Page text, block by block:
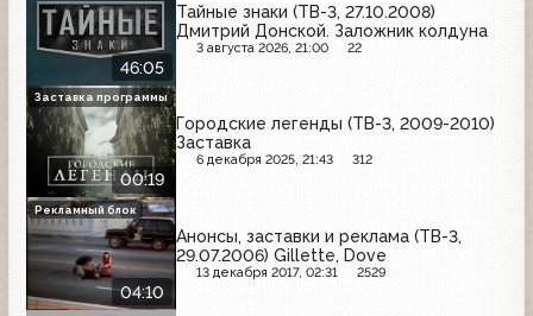
46:05
Тайные знаки (ТВ-3, 27.10.2008)
Дмитрий Донской. Заложник колдуна
3 августа 2026, 21:00 22
00:19
Городские легенды (ТВ-3, 2009-2010)
Заставка
6 декабря 2025, 21:43 312
Заставка программы
04:10
Анонсы, заставки и реклама (ТВ-3,
29.07.2006) Gillette, Dove
13 декабря 2017, 02:31 2529
Рекламный блок